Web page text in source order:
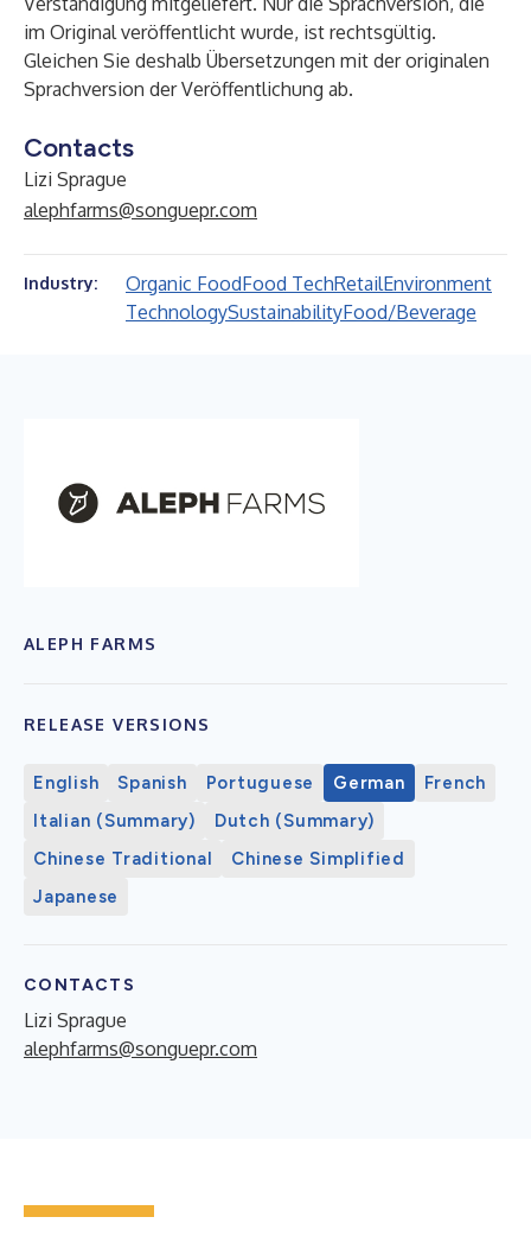
im Original veröffentlicht wurde, ist rechtsgültig.
Gleichen Sie deshalb Übersetzungen mit der originalen
Sprachversion der Veröffentlichung ab.
Contacts
Lizi Sprague
alephfarms@songuepr.com
Industry: Organic FoodFood TechRetailEnvironment
TechnologySustainabilityFood/Beverage
ALEPH FARMS
RELEASE VERSIONS
English Spanish Portuguese German
French
Italian (Summary)
Dutch (Summary)
Chinese Traditional
Chinese Simplified
Japanese
CONTACTS
Lizi Sprague
alephfarms@songuepr.com